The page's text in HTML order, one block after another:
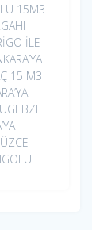
15M3
İLE
15 M3